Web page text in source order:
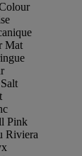
Mat
Pink
Riviera